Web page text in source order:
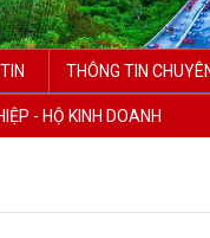
THÔNG TIN
- HỘ KINH DOANH